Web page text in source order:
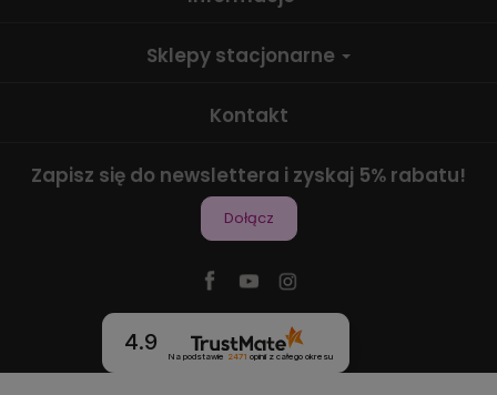
Sklepy stacjonarne
Kontakt
Zapisz się do newslettera i zyskaj 5% rabatu!
Dołącz
4.9
Na podstawie 2471 opinii z całego okresu